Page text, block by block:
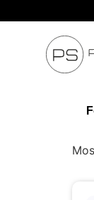
Atención